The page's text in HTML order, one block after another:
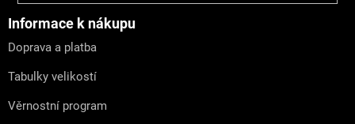
Informace k nákupu
Doprava a platba
Tabulky velikostí
Věrnostní program